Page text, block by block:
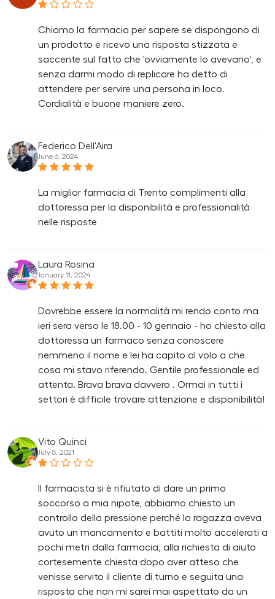
Chiamo la farmacia per sapere se dispongono di
un prodotto e ricevo una risposta stizzata e
saccente sul fatto che 'ovviamente lo avevano', e
senza darmi modo di replicare ha detto di
attendere per servire una persona in loco.
Cordialità e buone maniere zero.
Federico Dell'Aira
June 6, 2024
La miglior farmacia di Trento complimenti alla
dottoressa per la disponibilità e professionalità
nelle risposte
Laura Rosina
January 11, 2024
Dovrebbe essere la normalità mi rendo conto ma
ieri sera verso le 18.00 - 10 gennaio - ho chiesto alla
dottoressa un farmaco senza conoscere
nemmeno il nome e lei ha capito al volo a che
cosa mi stavo riferendo. Gentile professionale ed
attenta. Brava brava davvero . Ormai in tutti i
settori è difficile trovare attenzione e disponibilità!
Vito Quinci
July 8, 2021
Il farmacista si è rifiutato di dare un primo
soccorso a mia nipote, abbiamo chiesto un
controllo della pressione perché la ragazza aveva
avuto un mancamento e battiti molto accelerati a
pochi metri dalla farmacia, alla richiesta di aiuto
cortesemente chiesta dopo aver atteso che
venisse servito il cliente di turno e seguita una
risposta che non mi sarei mai aspettato da un